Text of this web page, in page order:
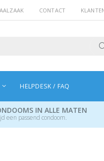
CONTACT
HELPDESK / FAQ
IN ALLE MATEN
een passend condoom.